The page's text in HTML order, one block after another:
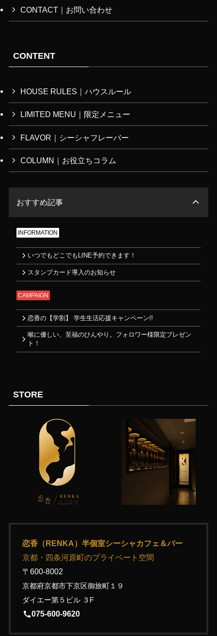
CONTACT｜お問い合わせ
CONTENT
HOUSE RULES｜ハウスルール
LIMITED MENU｜限定メニュー
FLAVOR｜シーシャフレーバー
COLUMN｜お役立ちコラム
おすすめ記事
INFORMATION
いつでもどこでもLINE予約できます！
スタンプカード導入のお知らせ
CAMPAIGN
恋香の【学割】 学生生活応援キャンペーン!!
喉に優しい、至福のひんやり。フォロワー様限定プレゼン
ト！
STORE
恋香（RENKA）半個室シーシャカフェ＆バー
京都・四条河原町のプライベート空間
〒600-8002
京都府京都市下京区御旅町１９
ダイエー第５ビル ３F
075-600-9620